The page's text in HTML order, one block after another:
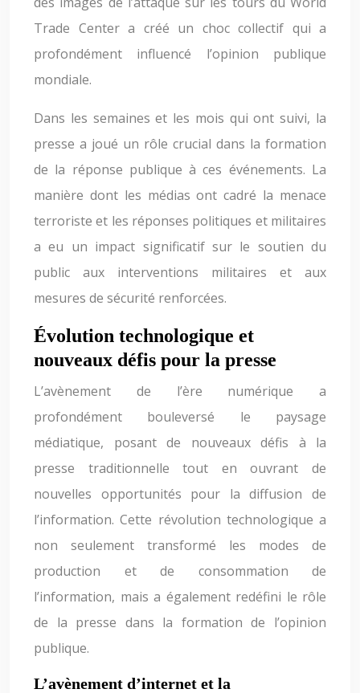
Trade Center a créé un choc collectif qui a
profondément influencé l’opinion publique
mondiale.
Dans les semaines et les mois qui ont suivi, la
presse a joué un rôle crucial dans la formation
de la réponse publique à ces événements. La
manière dont les médias ont cadré la menace
terroriste et les réponses politiques et militaires
a eu un impact significatif sur le soutien du
public aux interventions militaires et aux
mesures de sécurité renforcées.
Évolution technologique et
nouveaux défis pour la presse
L’avènement de l’ère numérique a
profondément bouleversé le paysage
médiatique, posant de nouveaux défis à la
presse traditionnelle tout en ouvrant de
nouvelles opportunités pour la diffusion de
l’information. Cette révolution technologique a
non seulement transformé les modes de
production et de consommation de
l’information, mais a également redéfini le rôle
de la presse dans la formation de l’opinion
publique.
L’avènement d’internet et la